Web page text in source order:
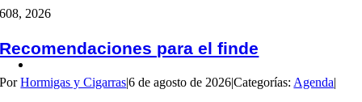
608, 2026
Recomendaciones para el finde
PorHormigas y Cigarras|6 de agosto de 2026|Categorías: Agenda|